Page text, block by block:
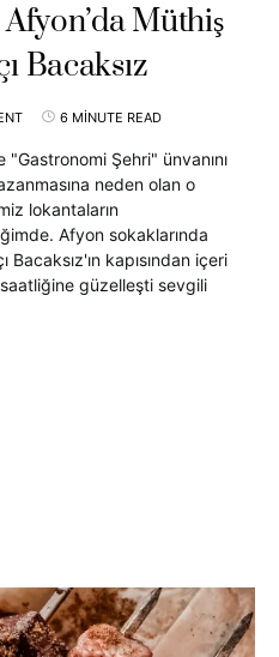
Afyon’da Müthiş
Bacaksız
6 MINUTE READ
Şehri" ünvanını
neden olan o
lokantaların
Afyon sokaklarında
kapısından içeri
güzelleşti sevgili